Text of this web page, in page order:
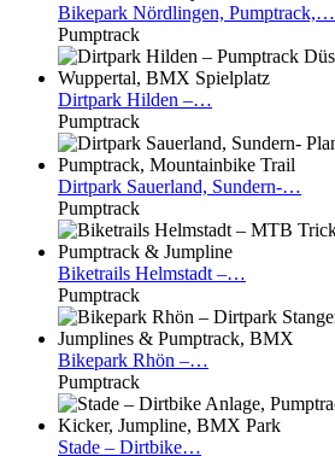
Bikepark Nördlingen, Pumptrack,…
Pumptrack
Dirtpark Hilden –…
Pumptrack
Dirtpark Sauerland, Sundern-…
Pumptrack
Biketrails Helmstadt –…
Pumptrack
Bikepark Rhön –…
Pumptrack
Stade – Dirtbike…